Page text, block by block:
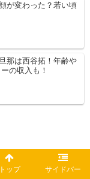
が変わった？若い頃
那は西谷拓！年齢や
の収入も！
敦子！実家が会社経
トップ サイドバー